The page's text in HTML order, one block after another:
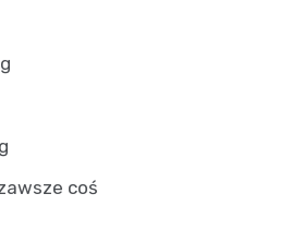
coś